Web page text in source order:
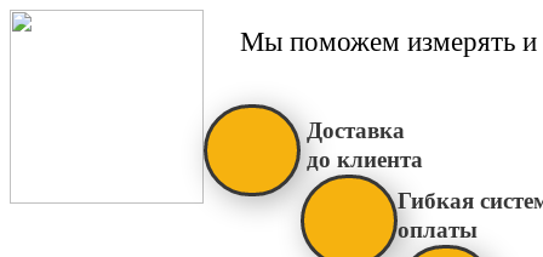
Мы поможем измерять и
Доставка
до клиента
Гибкая
оплаты